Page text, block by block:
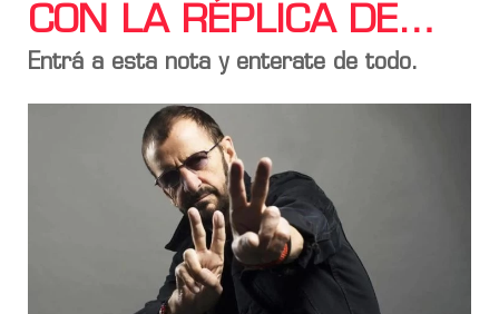
CON LA RÉPLICA DE…
Entrá a esta nota y enterate de todo.